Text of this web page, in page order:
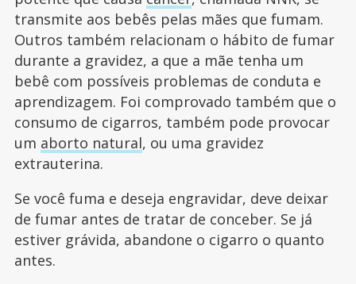
transmite aos bebês pelas mães que fumam.
Outros também relacionam o hábito de fumar
durante a gravidez, a que a mãe tenha um
bebê com possíveis problemas de conduta e
aprendizagem. Foi comprovado também que o
consumo de cigarros, também pode provocar
um aborto natural, ou uma gravidez
extrauterina.
Se você fuma e deseja engravidar, deve deixar
de fumar antes de tratar de conceber. Se já
estiver grávida, abandone o cigarro o quanto
antes.